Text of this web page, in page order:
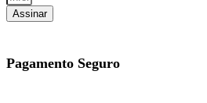
Assinar
Pagamento Seguro